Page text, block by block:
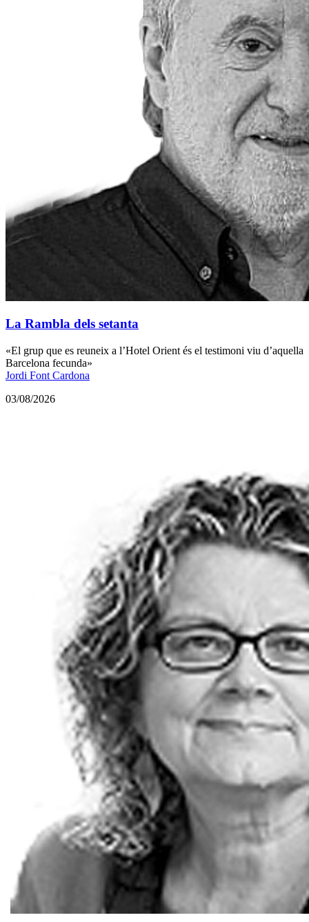
La Rambla dels setanta
«El grup que es reuneix a l’Hotel Orient és el testimoni viu d’aquella
Barcelona fecunda»
Jordi Font Cardona
03/08/2026